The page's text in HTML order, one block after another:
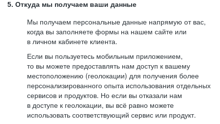
5. Откуда мы получаем ваши данные
Мы получаем персональные данные напрямую от вас,
когда вы заполняете формы на нашем сайте или
в личном кабинете клиента.
Если вы пользуетесь мобильным приложением,
то вы можете предоставлять нам доступ к вашему
местоположению (геолокации) для получения более
персонализированного опыта использования отдельных
сервисов и продуктов. Но если вы отказали нам
в доступе к геолокации, вы всё равно можете
использовать соответствующий сервис или продукт.